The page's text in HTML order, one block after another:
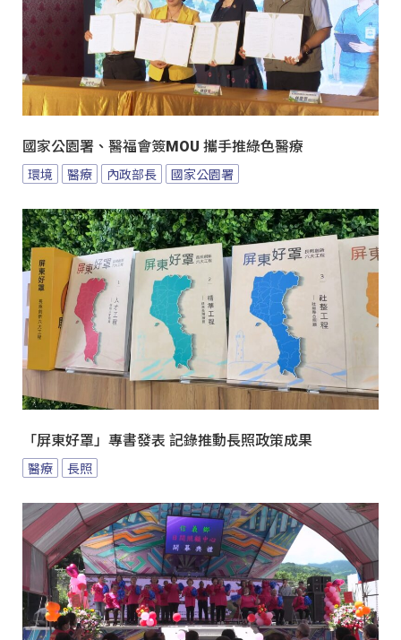
國家公園署、醫福會簽MOU 攜手推綠色醫療
環境 醫療 內政部長 國家公園署
「屏東好罩」專書發表 記錄推動長照政策成果
醫療 長照